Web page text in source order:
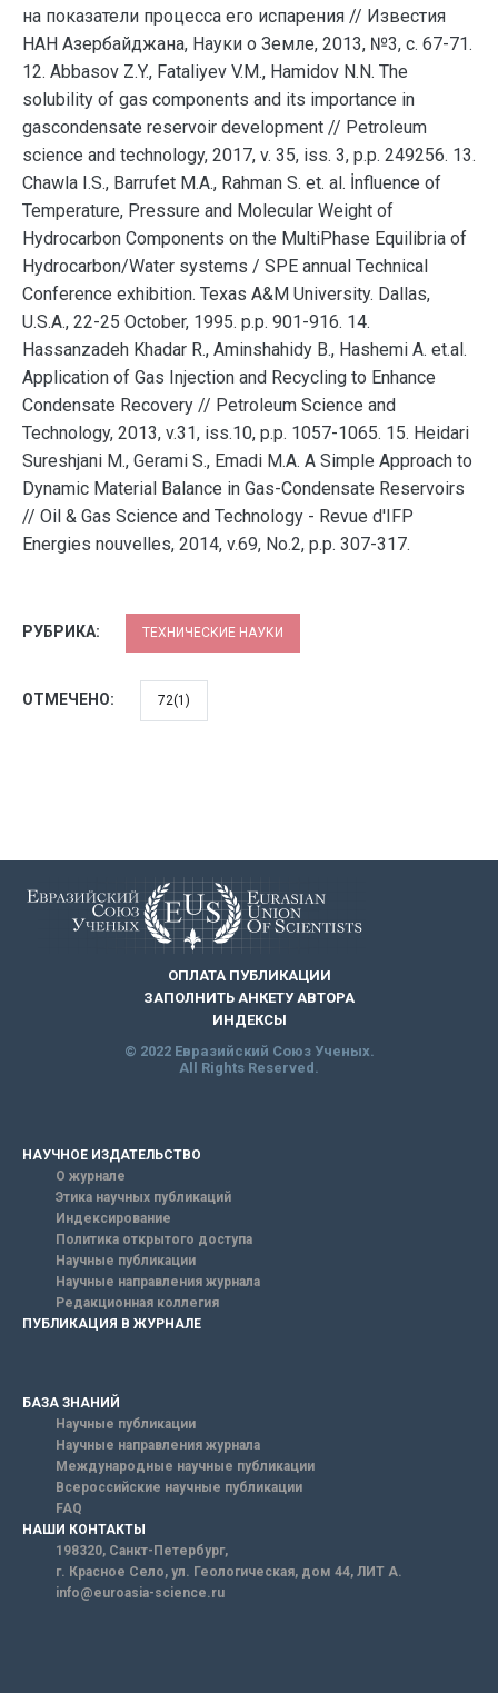
на показатели процесса его испарения // Известия
НАН Азербайджана, Науки о Земле, 2013, №3, с. 67-71.
12. Abbasov Z.Y., Fataliyev V.M., Hamidov N.N. The
solubility of gas components and its importance in
gascondensate reservoir development // Petroleum
science and technology, 2017, v. 35, iss. 3, p.p. 249256. 13.
Chawla I.S., Barrufet M.A., Rahman S. et. al. İnfluence of
Temperature, Pressure and Molecular Weight of
Hydrocarbon Components on the MultiPhase Equilibria of
Hydrocarbon/Water systems / SPE annual Technical
Conference exhibition. Texas A&M University. Dallas,
U.S.A., 22-25 October, 1995. p.p. 901-916. 14.
Hassanzadeh Khadar R., Aminshahidy B., Hashemi A. et.al.
Application of Gas Injection and Recycling to Enhance
Condensate Recovery // Petroleum Science and
Technology, 2013, v.31, iss.10, p.p. 1057-1065. 15. Heidari
Sureshjani M., Gerami S., Emadi M.A. A Simple Approach to
Dynamic Material Balance in Gas-Condensate Reservoirs
// Oil & Gas Science and Technology - Revue d'IFP
Energies nouvelles, 2014, v.69, No.2, p.p. 307-317.
РУБРИКА: ТЕХНИЧЕСКИЕ НАУКИ
ОТМЕЧЕНО: 72(1)
ОПЛАТА ПУБЛИКАЦИИ
ЗАПОЛНИТЬ АНКЕТУ АВТОРА
ИНДЕКСЫ
© 2022 Евразийский Союз Ученых.
All Rights Reserved.
НАУЧНОЕ ИЗДАТЕЛЬСТВО
О журнале
Этика научных публикаций
Индексирование
Политика открытого доступа
Научные публикации
Научные направления журнала
Редакционная коллегия
ПУБЛИКАЦИЯ В ЖУРНАЛЕ
БАЗА ЗНАНИЙ
Научные публикации
Научные направления журнала
Международные научные публикации
Всероссийские научные публикации
FAQ
НАШИ КОНТАКТЫ
198320, Санкт-Петербург,
г. Красное Село, ул. Геологическая, дом 44, ЛИТ А.
info@euroasia-science.ru